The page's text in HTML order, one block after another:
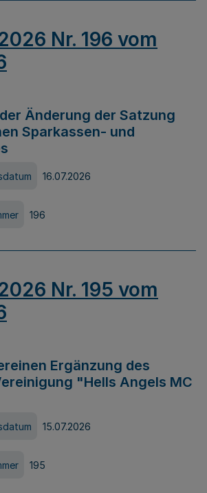
Nr. 196 vom
Änderung der Satzung
Sparkassen- und
16.07.2026
196
Nr. 195 vom
Ergänzung des
"Hells Angels MC
15.07.2026
195